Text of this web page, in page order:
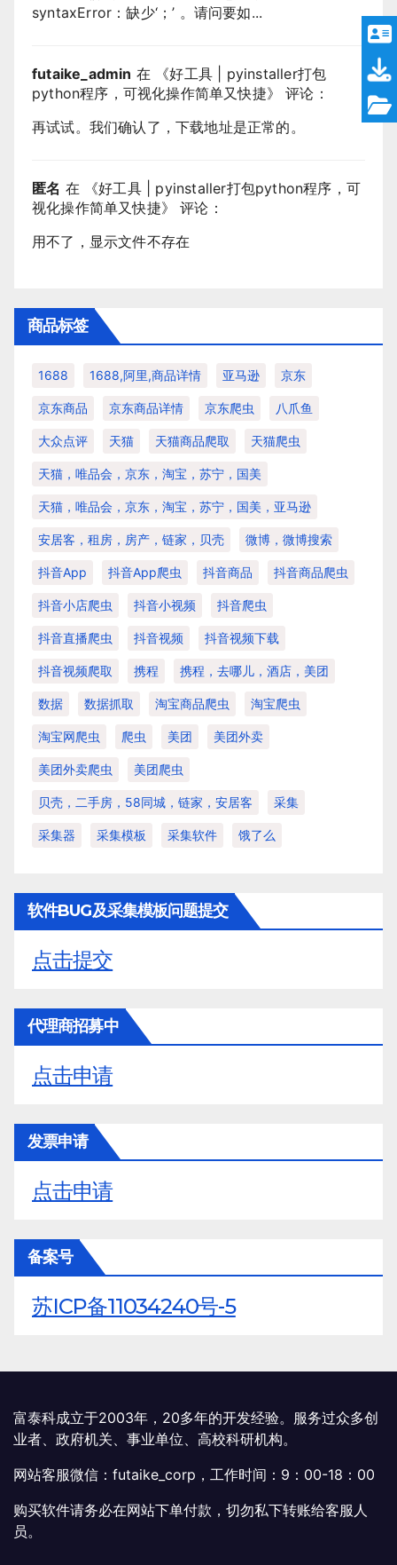
syntaxError：缺少‘；’ 。请问要如...
futaike_admin 在 《好工具 | pyinstaller打包
python程序，可视化操作简单又快捷》 评论：
再试试。我们确认了，下载地址是正常的。
匿名 在 《好工具 | pyinstaller打包python程序，可
视化操作简单又快捷》 评论：
用不了，显示文件不存在
商品标签
1688 1688,阿里,商品详情 亚马逊 京东
京东商品 京东商品详情 京东爬虫 八爪鱼
大众点评 天猫 天猫商品爬取 天猫爬虫
天猫，唯品会，京东，淘宝，苏宁，国美
天猫，唯品会，京东，淘宝，苏宁，国美，亚马逊
安居客，租房，房产，链家，贝壳 微博，微博搜索
抖音app 抖音app爬虫 抖音商品 抖音商品爬虫
抖音小店爬虫 抖音小视频 抖音爬虫
抖音直播爬虫 抖音视频 抖音视频下载
抖音视频爬取 携程 携程，去哪儿，酒店，美团
数据 数据抓取 淘宝商品爬虫 淘宝爬虫
淘宝网爬虫 爬虫 美团 美团外卖
美团外卖爬虫 美团爬虫
贝壳，二手房，58同城，链家，安居客 采集
采集器 采集模板 采集软件 饿了么
软件BUG及采集模板问题提交
点击提交
代理商招募中
点击申请
发票申请
点击申请
备案号
苏ICP备11034240号-5
富泰科成立于2003年，20多年的开发经验。服务过众多创
业者、政府机关、事业单位、高校科研机构。
网站客服微信：futaike_corp，工作时间：9：00-18：00
购买软件请务必在网站下单付款，切勿私下转账给客服人
员。